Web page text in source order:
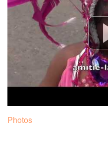
Presse – Prensa
Gran Noche Latina
AUDIO
SOIREE 31 DECEMBRE
FETE NATIONAL 2019
Photos